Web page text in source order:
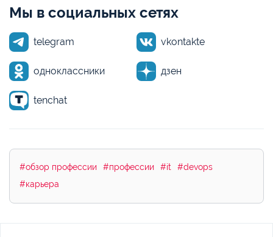
Мы в социальных сетях
telegram vkontakte
одноклассники дзен
tenchat
#обзор профессии #профессии #it
#devops
#карьера